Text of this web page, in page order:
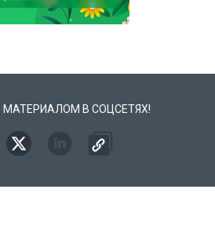
МАТЕРИАЛОМ В СОЦСЕТЯХ!